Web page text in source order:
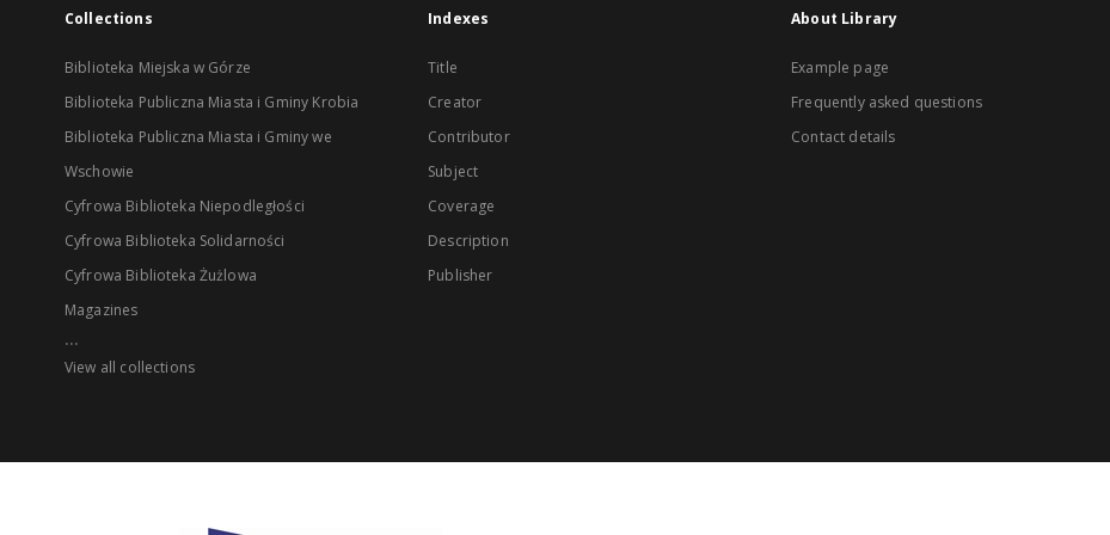
Collections
Biblioteka Miejska w Górze
Biblioteka Publiczna Miasta i Gminy Krobia
Biblioteka Publiczna Miasta i Gminy we
Wschowie
Cyfrowa Biblioteka Niepodległości
Cyfrowa Biblioteka Solidarności
Cyfrowa Biblioteka Żużlowa
Magazines
...
View all collections
Indexes
Title
Creator
Contributor
Subject
Coverage
Description
Publisher
About Library
Example page
Frequently asked questions
Contact details